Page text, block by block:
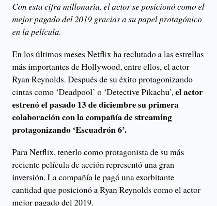
Con esta cifra millonaria, el actor se posicionó como el
mejor pagado del 2019 gracias a su papel protagónico
en la película.
En los últimos meses Netflix ha reclutado a las estrellas
más importantes de Hollywood, entre ellos, el actor
Ryan Reynolds. Después de su éxito protagonizando
cintas como ‘Deadpool’ o ‘Detective Pikachu’,el actor
estrenó el pasado 13 de diciembre su primera
colaboración con la compañía de streaming
protagonizando ‘Escuadrón 6’.
Para Netflix, tenerlo como protagonista de su más
reciente película de acción representó una gran
inversión. La compañía le pagó una exorbitante
cantidad que posicionó a Ryan Reynolds como el actor
mejor pagado del 2019.